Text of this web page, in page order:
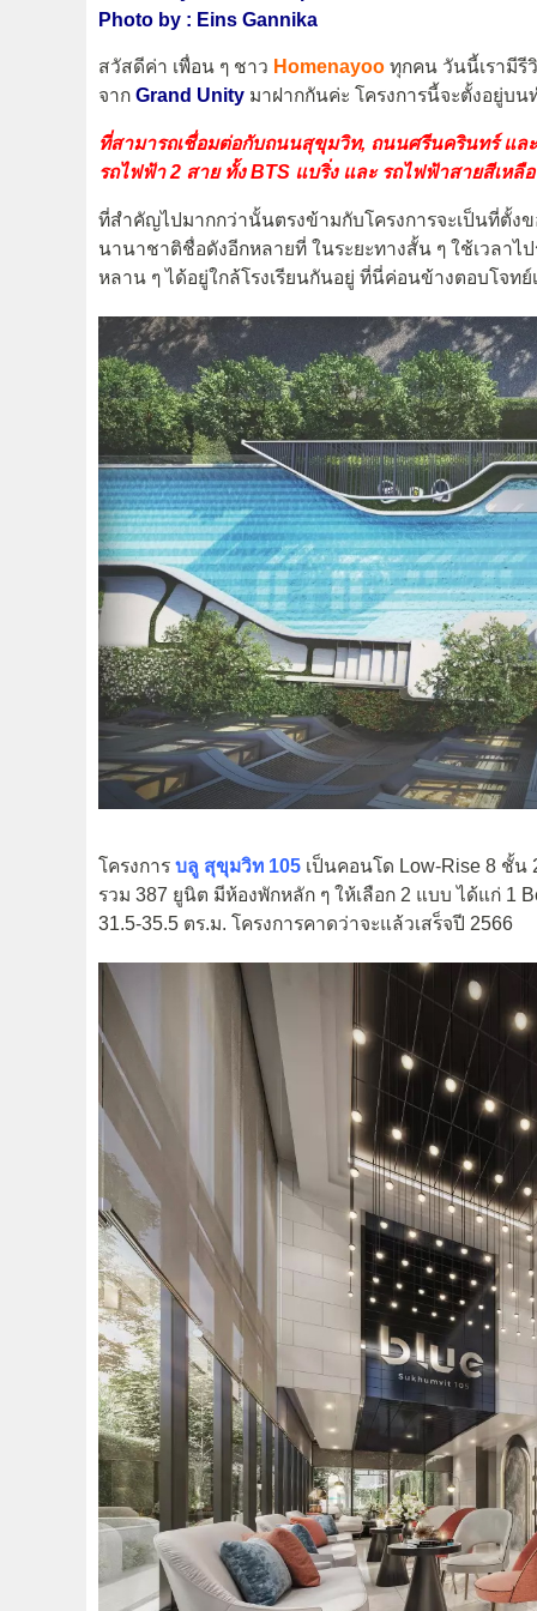
Photo by : Eins Gannika
สวัสดีค่า เพื่อน ๆ ชาว Homenayoo ทุกคน วันนี้เรามีรี
จาก Grand Unity มาฝากกันค่ะ โครงการนี้จะตั้งอยู่บ
ที่สามารถเชื่อมต่อกับถนนสุขุมวิท, ถนนศรีนครินทร์ แล
รถไฟฟ้า 2 สาย ทั้ง BTS แบริ่ง และ รถไฟฟ้าสายสีเห
ที่สำคัญไปมากกว่านั้นตรงข้ามกับโครงการจะเป็นที่ตั้งข
นานาชาติชื่อดังอีกหลายที่ ในระยะทางสั้น ๆ ใช้เวลาไ
หลาน ๆ ได้อยู่ใกล้โรงเรียนกันอยู่ ที่นี่ค่อนข้างตอบโจทย์
โครงการ บลู สุขุมวิท 105 เป็นคอนโด Low-Rise 8 ชั้น
รวม 387 ยูนิต มีห้องพักหลัก ๆ ให้เลือก 2 แบบ ได้แก่ 1
31.5-35.5 ตร.ม. โครงการคาดว่าจะแล้วเสร็จปี 2566